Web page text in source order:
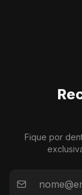
Fique por